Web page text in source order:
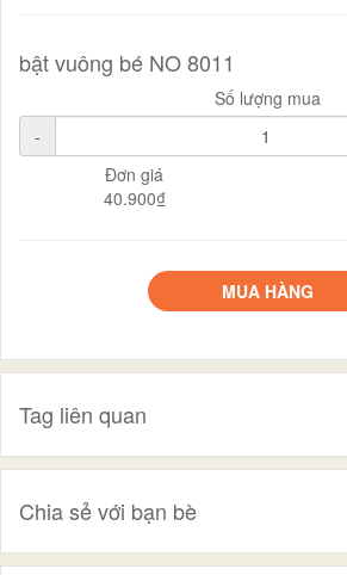
bật vuông bé NO 8011
Số lượng mua
-
Đơn giá
40.900₫
MUA HÀNG
Tag liên quan
Chia sẻ với bạn bè